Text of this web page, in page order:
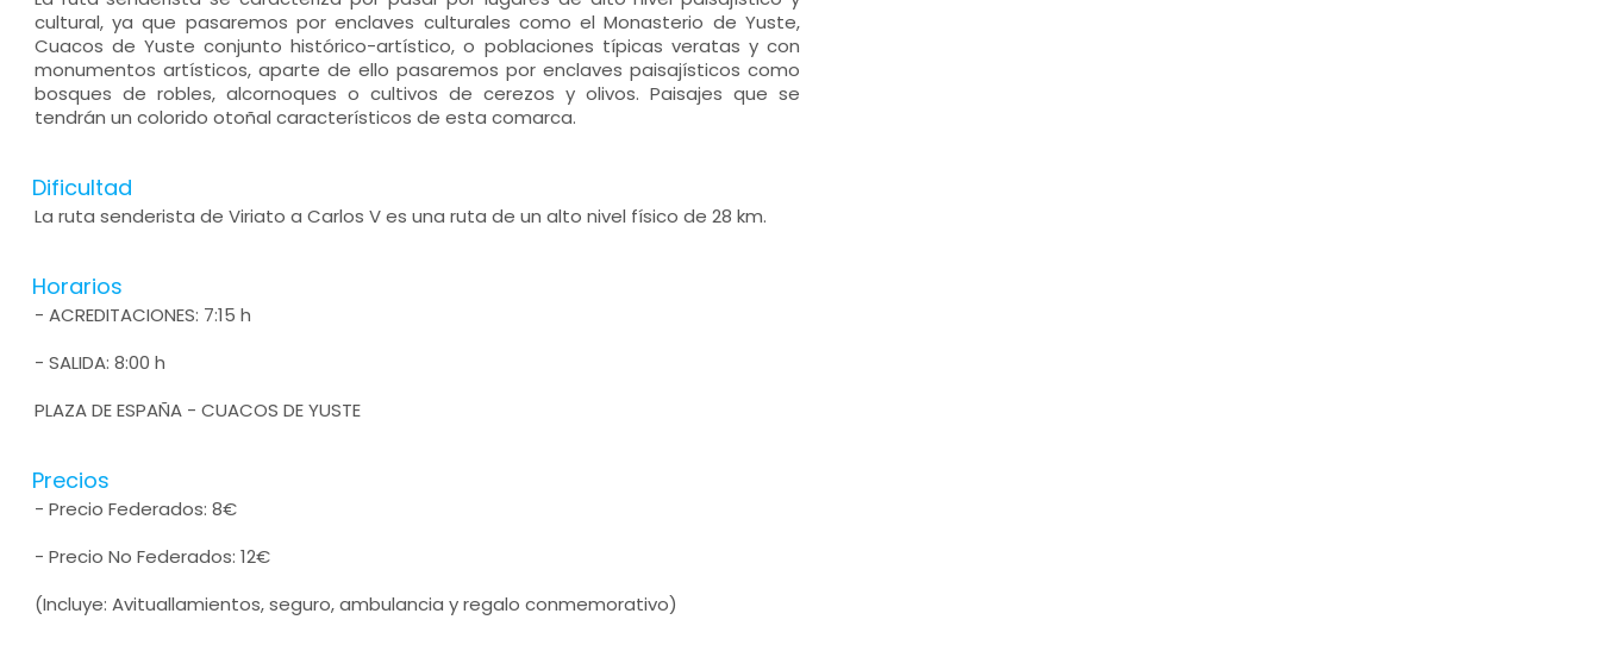
cultural, ya que pasaremos por enclaves culturales como el Monasterio de Yuste,
Cuacos de Yuste conjunto histórico-artístico, o poblaciones típicas veratas y con
monumentos artísticos, aparte de ello pasaremos por enclaves paisajísticos como
bosques de robles, alcornoques o cultivos de cerezos y olivos. Paisajes que se
tendrán un colorido otoñal característicos de esta comarca.
Dificultad
La ruta senderista de Viriato a Carlos V es una ruta de un alto nivel físico de 28 km.
Horarios
- ACREDITACIONES: 7:15 h
- SALIDA: 8:00 h
PLAZA DE ESPAÑA - CUACOS DE YUSTE
Precios
- Precio Federados: 8€
- Precio No Federados: 12€
(Incluye: Avituallamientos, seguro, ambulancia y regalo conmemorativo)